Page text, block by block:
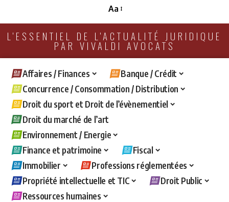
Aa
L'ESSENTIEL DE L'ACTUALITÉ JURIDIQUE
PAR VIVALDI AVOCATS
Affaires / Finances
Banque / Crédit
Concurrence / Consommation / Distribution
Droit du sport et Droit de l’évènementiel
Droit du marché de l’art
Environnement / Energie
Finance et patrimoine
Fiscal
Immobilier
Professions réglementées
Propriété intellectuelle et TIC
Droit Public
Ressources humaines